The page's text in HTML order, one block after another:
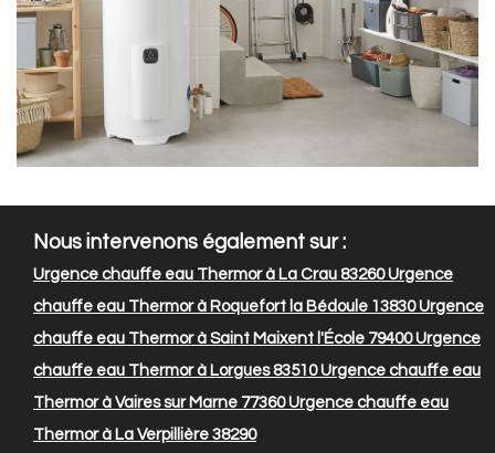
Nous intervenons également sur :
Urgence chauffe eau Thermor à La Crau 83260Urgence
chauffe eau Thermor à Roquefort la Bédoule 13830Urgence
chauffe eau Thermor à Saint Maixent l'École 79400Urgence
chauffe eau Thermor à Lorgues 83510Urgence chauffe eau
Thermor à Vaires sur Marne 77360Urgence chauffe eau
Thermor à La Verpillière 38290